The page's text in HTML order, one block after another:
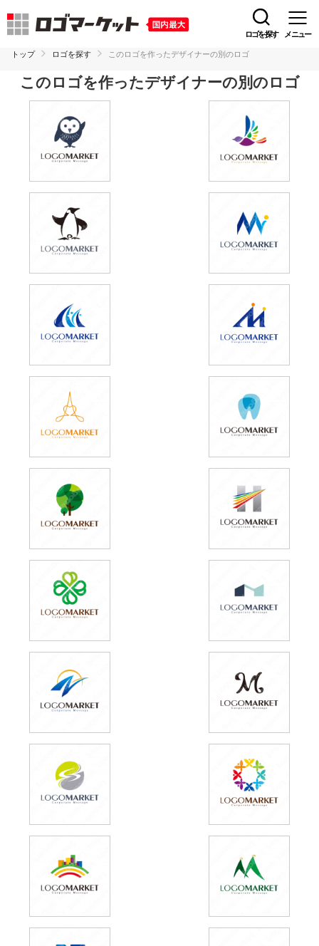
ロゴを探す メニュー
トップ ロゴを探す このロゴを作ったデザイナーの別のロゴ
このロゴを作ったデザイナーの別のロゴ